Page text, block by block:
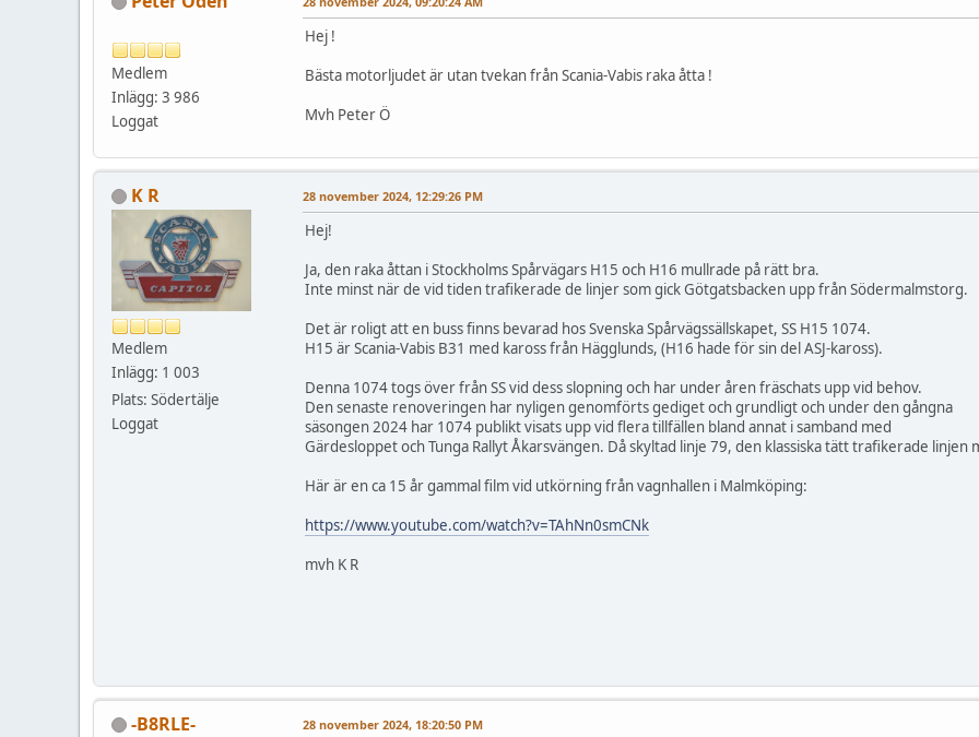
Medlem
Inlägg: 3 986
Loggat
Hej !
Bästa motorljudet är utan tvekan från Scania-Vabis raka åtta !
Mvh Peter Ö
K R
Medlem
Inlägg: 1 003
Plats: Södertälje
Loggat
28 november 2024, 12:29:26 PM
Hej!
Ja, den raka åttan i Stockholms Spårvägars H15 och H16 mullrade på rätt bra.
Inte minst när de vid tiden trafikerade de linjer som gick Götgatsbacken upp från Södermalmstorg.
Det är roligt att en buss finns bevarad hos Svenska Spårvägssällskapet, SS H15 1074.
H15 är Scania-Vabis B31 med kaross från Hägglunds, (H16 hade för sin del ASJ-kaross).
Denna 1074 togs över från SS vid dess slopning och har under åren fräschats upp vid behov.
Den senaste renoveringen har nyligen genomförts gediget och grundligt och under den gångna
säsongen 2024 har 1074 publikt visats upp vid flera tillfällen bland annat i samband med
Gärdesloppet och Tunga Rallyt Åkarsvängen. Då skyltad linje 79, den klassiska tätt trafikerade
Här är en ca 15 år gammal film vid utkörning från vagnhallen i Malmköping:
https://www.youtube.com/watch?v=TAhNn0smCNk
mvh K R
-B8RLE- 28 november 2024, 18:20:50 PM